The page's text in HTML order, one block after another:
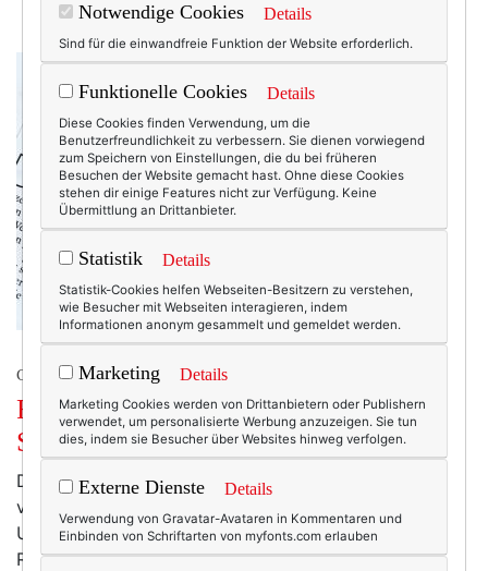
COLUMN
Frisch kolumnisiert: Wolf of Woll
Street.
Die Bommelmütze – was für ein Comeback! Wer hätte
vor ein paar Jahren gedacht, dass sie es vom
Underdog bis auf die Laufstege schaffen würde! Ein
Rocky Balboa quasi, aus Fusseln und Wollresten. The
Notwendige Cookies Details
Sind für die einwandfreie Funktion der Website erforderlich.
Funktionelle Cookies Details
Diese Cookies finden Verwendung, um die
Benutzerfreundlichkeit zu verbessern. Sie dienen vorwiegend
zum Speichern von Einstellungen, die du bei früheren
Besuchen der Website gemacht hast. Ohne diese Cookies
stehen dir einige Features nicht zur Verfügung. Keine
Übermittlung an Drittanbieter.
Statistik Details
Statistik-Cookies helfen Webseiten-Besitzern zu verstehen,
wie Besucher mit Webseiten interagieren, indem
Informationen anonym gesammelt und gemeldet werden.
Marketing Details
Marketing Cookies werden von Drittanbietern oder Publishern
verwendet, um personalisierte Werbung anzuzeigen. Sie tun
dies, indem sie Besucher über Websites hinweg verfolgen.
Externe Dienste Details
Verwendung von Gravatar-Avataren in Kommentaren und
Einbinden von Schriftarten von myfonts.com erlauben